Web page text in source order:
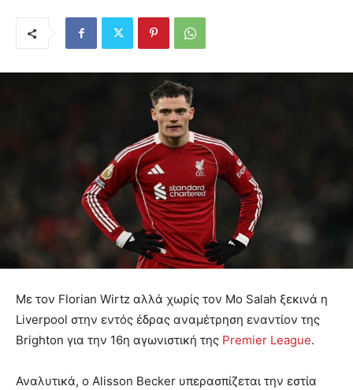
Με τον Florian Wirtz αλλά χωρίς τον Mo Salah ξεκινά η
Liverpool στην εντός έδρας αναμέτρηση εναντίον της
Brighton για την 16η αγωνιστική της Premier League.
Αναλυτικά, ο Alisson Becker υπερασπίζεται την εστία